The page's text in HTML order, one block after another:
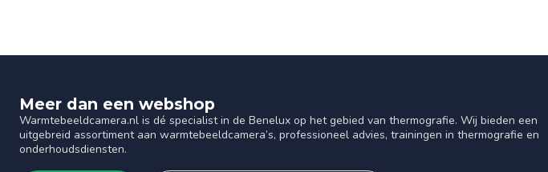
Meer dan een webshop
Warmtebeeldcamera.nl is dé specialist in de Benelux op het gebied van thermografie. Wij bieden een
uitgebreid assortiment aan warmtebeeldcamera’s, professioneel advies, trainingen in thermografie en
onderhoudsdiensten.